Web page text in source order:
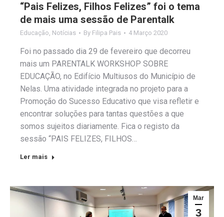
“Pais Felizes, Filhos Felizes” foi o tema
de mais uma sessão de Parentalk
Educação, Notícias By Filipa Pais 4 Março 2020
Foi no passado dia 29 de fevereiro que decorreu
mais um PARENTALK WORKSHOP SOBRE
EDUCAÇÃO, no Edifício Multiusos do Município de
Nelas. Uma atividade integrada no projeto para a
Promoção do Sucesso Educativo que visa refletir e
encontrar soluções para tantas questões a que
somos sujeitos diariamente. Fica o registo da
sessão “PAIS FELIZES, FILHOS…
Ler mais
Mar
3